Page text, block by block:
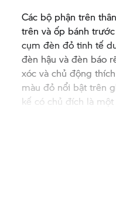
Các bộ phận trên
trên và ốp bánh
cụm đèn đỏ tinh tế
đèn hậu và đèn báo
xóc và chủ động
màu đỏ nổi bật trên
kế có chủ đích là